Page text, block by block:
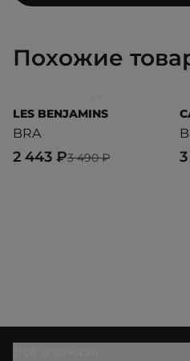
Похожие
LES BENJAMINS
BRA
3 490 ₽
2 443 ₽